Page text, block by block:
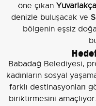
öne çıkan
denizle buluşacak ve
bölgenin eşsiz
Babadağ Belediyesi,
kadınların sosyal
farklı destinasyonları
biriktirmesini